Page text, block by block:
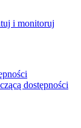
i monitoruj
dostępności